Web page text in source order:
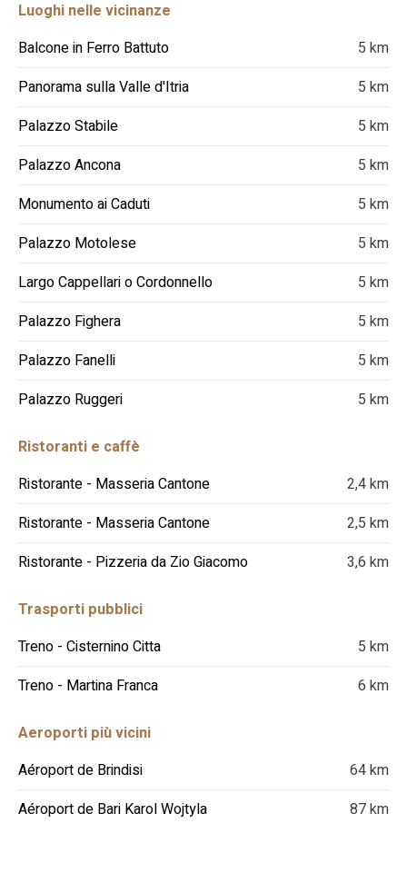
Luoghi nelle vicinanze
Balcone in Ferro Battuto
5 km
Panorama sulla Valle d'Itria
5 km
Palazzo Stabile
5 km
Palazzo Ancona
5 km
Monumento ai Caduti
5 km
Palazzo Motolese
5 km
Largo Cappellari o Cordonnello
5 km
Palazzo Fighera
5 km
Palazzo Fanelli
5 km
Palazzo Ruggeri
5 km
Ristoranti e caffè
Ristorante - Masseria Cantone
2,4 km
Ristorante - Masseria Cantone
2,5 km
Ristorante - Pizzeria da Zio Giacomo
3,6 km
Trasporti pubblici
Treno - Cisternino Citta
5 km
Treno - Martina Franca
6 km
Aeroporti più vicini
Aéroport de Brindisi
64 km
Aéroport de Bari Karol Wojtyla
87 km